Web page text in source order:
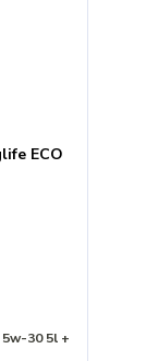
30 5l +